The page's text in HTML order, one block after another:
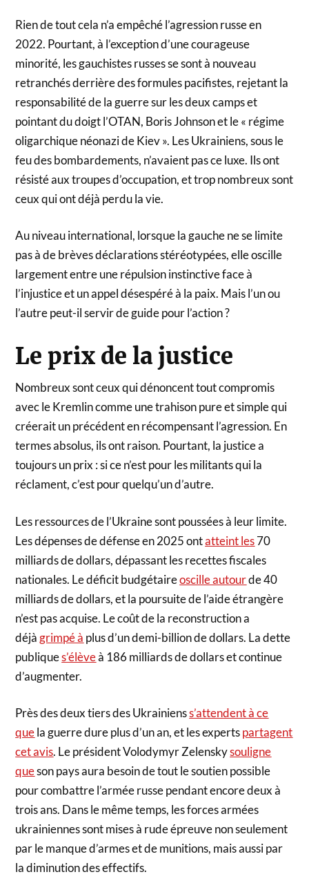
Rien de tout cela n’a empêché l’agression russe en
2022. Pourtant, à l’exception d’une courageuse
minorité, les gauchistes russes se sont à nouveau
retranchés derrière des formules pacifistes, rejetant la
responsabilité de la guerre sur les deux camps et
pointant du doigt l’OTAN, Boris Johnson et le « régime
oligarchique néonazi de Kiev ». Les Ukrainiens, sous le
feu des bombardements, n’avaient pas ce luxe. Ils ont
résisté aux troupes d’occupation, et trop nombreux sont
ceux qui ont déjà perdu la vie.
Au niveau international, lorsque la gauche ne se limite
pas à de brèves déclarations stéréotypées, elle oscille
largement entre une répulsion instinctive face à
l’injustice et un appel désespéré à la paix. Mais l’un ou
l’autre peut-il servir de guide pour l’action ?
Le prix de la justice
Nombreux sont ceux qui dénoncent tout compromis
avec le Kremlin comme une trahison pure et simple qui
créerait un précédent en récompensant l’agression. En
termes absolus, ils ont raison. Pourtant, la justice a
toujours un prix : si ce n’est pour les militants qui la
réclament, c’est pour quelqu’un d’autre.
Les ressources de l’Ukraine sont poussées à leur limite.
Les dépenses de défense en 2025 ontatteint les70
milliards de dollars, dépassant les recettes fiscales
nationales. Le déficit budgétaireoscille autourde 40
milliards de dollars, et la poursuite de l’aide étrangère
n’est pas acquise. Le coût de la reconstruction a
déjà grimpé à plus d’un demi-billion de dollars. La dette
publiques’élèveà 186 milliards de dollars et continue
d’augmenter.
Près des deux tiers des Ukrainienss’attendent à ce
quela guerre dure plus d’un an, et les expertspartagent
cet avis. Le président Volodymyr Zelenskysouligne
queson pays aura besoin de tout le soutien possible
pour combattre l’armée russe pendant encore deux à
trois ans. Dans le même temps, les forces armées
ukrainiennes sont mises à rude épreuve non seulement
par le manque d’armes et de munitions, mais aussi par
la diminution des effectifs.